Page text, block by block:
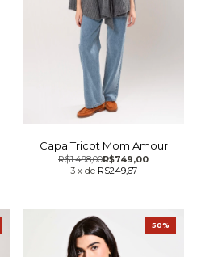
Capa Tricot Mom Amour
R$749,00
R$1.498,00
3 x de R$249,67
50%